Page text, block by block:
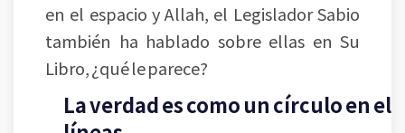
en el espacio y Allah, el Legislador Sabio
también ha hablado sobre ellas en Su
Libro, ¿qué le parece?
La verdad es como un círculo en